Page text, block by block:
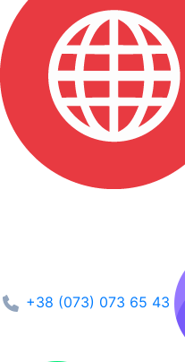
+38 (073) 073 65 43